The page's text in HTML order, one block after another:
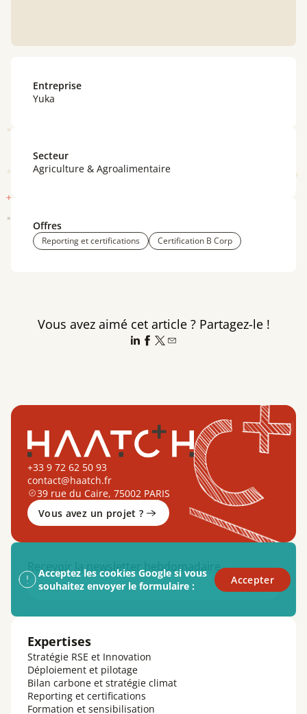
Entreprise
Yuka
Secteur
Agriculture & Agroalimentaire
Offres
Reporting et certifications Certification B Corp
Vous avez aimé cet article ? Partagez-le !
+33 9 72 62 50 93
contact@haatch.fr
39 rue du Caire, 75002 PARIS
Vous avez un projet ?
Recevoir la newsletter hebdomadaire
Email
Acceptez les cookies Google si vous
souhaitez envoyer le formulaire :
Accepter
Expertises
Stratégie RSE et Innovation
Déploiement et pilotage
Bilan carbone et stratégie climat
Reporting et certifications
Formation et sensibilisation